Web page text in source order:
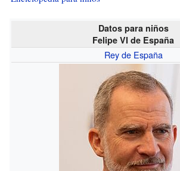
Datos para niños
Felipe VI de España
Rey de España